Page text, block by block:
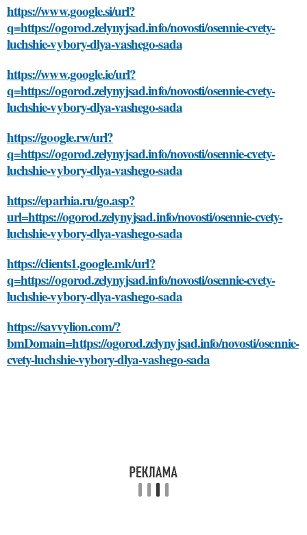
https://www.google.si/url?
q=https://ogorod.zelynyjsad.info/novosti/osennie-cvety-
luchshie-vybory-dlya-vashego-sada
https://www.google.ie/url?
q=https://ogorod.zelynyjsad.info/novosti/osennie-cvety-
luchshie-vybory-dlya-vashego-sada
https://google.rw/url?
q=https://ogorod.zelynyjsad.info/novosti/osennie-cvety-
luchshie-vybory-dlya-vashego-sada
https://eparhia.ru/go.asp?
url=https://ogorod.zelynyjsad.info/novosti/osennie-cvety-
luchshie-vybory-dlya-vashego-sada
https://clients1.google.mk/url?
q=https://ogorod.zelynyjsad.info/novosti/osennie-cvety-
luchshie-vybory-dlya-vashego-sada
https://savvylion.com/?
bmDomain=https://ogorod.zelynyjsad.info/novosti/osennie-
cvety-luchshie-vybory-dlya-vashego-sada